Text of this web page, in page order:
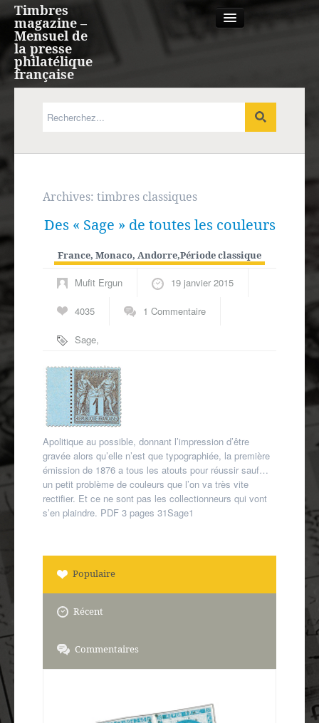
Timbres
magazine –
Mensuel de
la presse
philatélique
française
Expression française
Europe
Outre-mer
Agenda
Archives: timbres classiques
Des « Sage » de toutes les couleurs
France, Monaco, Andorre,Période classique
Mufit Ergun 19 janvier 2015
4035 1 Commentaire
Sage,
classiques
Apolitique au possible, donnant l’impression d’être
gravée alors qu’elle n’est que typographiée, la première
émission de 1876 a tous les atouts pour réussir sauf…
un petit problème de couleurs que l’on va très vite
rectifier. Et ce ne sont pas les collectionneurs qui vont
s’en plaindre. PDF 3 pages 31Sage1
Populaire
Récent
Commentaires